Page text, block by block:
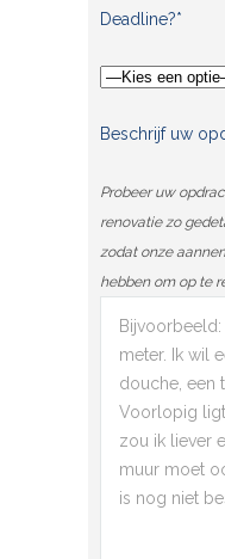
Deadline?*
Beschrijf uw
Probeer uw
renovatie zo
zodat onze
hebben om op te